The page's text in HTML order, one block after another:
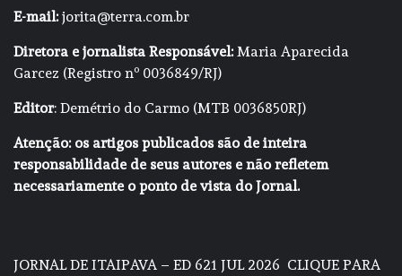
E-mail:jorita@terra.com.br
Diretora e jornalista Responsável:Maria Aparecida
Garcez (Registro nº 0036849/RJ)
Editor: Demétrio do Carmo (MTB 0036850RJ)
Atenção: os artigos publicados são de inteira
responsabilidade de seus autores e não refletem
necessariamente o ponto de vista do Jornal.
JORNAL DE ITAIPAVA – ED 621 JUL 2026 CLIQUE PARA